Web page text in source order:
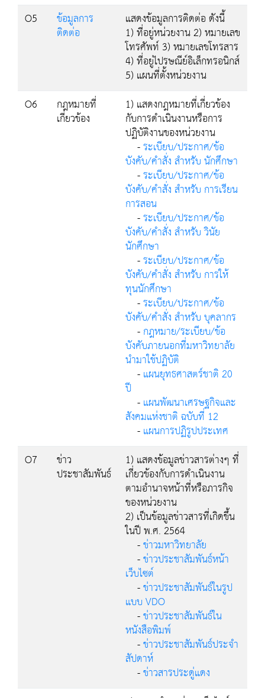
O5
ข้อมูลการ
ติดต่อ
แสดงข้อมูลการติดต่อ ดังนี้
1) ที่อยู่หน่วยงาน 2) หมายเลข
โทรศัพท์ 3) หมายเลขโทรสาร
4) ที่อยู่ไปรษณีย์อิเล็กทรอนิกส์
5) แผนที่ตั้งหน่วยงาน
O6
กฎหมายที่
เกี่ยวข้อง
1) แสดงกฎหมายที่เกี่ยวข้อง
กับการดำเนินงานหรือการ
ปฏิบัติงานของหน่วยงาน
-ระเบียบ/ประกาศ/ข้อ
บังคับ/คำสั่ง สำหรับ นักศึกษา
-ระเบียบ/ประกาศ/ข้อ
บังคับ/คำสั่ง สำหรับ การเรียน
การสอน
-ระเบียบ/ประกาศ/ข้อ
บังคับ/คำสั่ง สำหรับ วินัย
นักศึกษา
-ระเบียบ/ประกาศ/ข้อ
บังคับ/คำสั่ง สำหรับ การให้
ทุนนักศึกษา
-ระเบียบ/ประกาศ/ข้อ
บังคับ/คำสั่ง สำหรับ บุคลากร
-กฎหมาย/ระเบียบ/ข้อ
บังคับภายนอกที่มหาวิทยาลัย
นำมาใช้ปฏิบัติ
-แผนยุทธศาสตร์ชาติ 20
ปี
-แผนพัฒนาเศรษฐกิจและ
สังคมแห่งชาติ ฉบับที่ 12
-แผนการปฏิรูปประเทศ
O7
ข่าว
ประชาสัมพันธ์
1) แสดงข้อมูลข่าวสารต่างๆ ที่
เกี่ยวข้องกับการดำเนินงาน
ตามอำนาจหน้าที่หรือภารกิจ
ของหน่วยงาน
2) เป็นข้อมูลข่าวสารที่เกิดขึ้น
ในปี พ.ศ. 2564
-ข่าวมหาวิทยาลัย
-ข่าวประชาสัมพันธ์หน้า
เว็บไซต์
-ข่าวประชาสัมพันธ์ในรูป
แบบ VDO
-ข่าวประชาสัมพันธ์ใน
หนังสือพิมพ์
-ข่าวประชาสัมพันธ์ประจำ
สัปดาห์
-ข่าวสารประดู่แดง